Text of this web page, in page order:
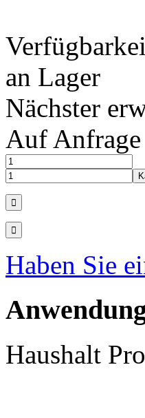
an Lager
Nächster
Auf Anfrage
Haben Sie
Haushalt